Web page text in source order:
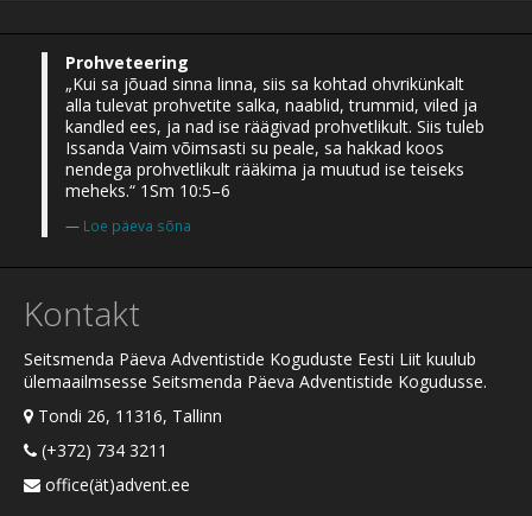
Prohveteering
„Kui sa jõuad sinna linna, siis sa kohtad ohvrikünkalt
alla tulevat prohvetite salka, naablid, trummid, viled ja
kandled ees, ja nad ise räägivad prohvetlikult. Siis tuleb
Issanda Vaim võimsasti su peale, sa hakkad koos
nendega prohvetlikult rääkima ja muutud ise teiseks
meheks.“ 1Sm 10:5–6
Loe päeva sõna
Kontakt
Seitsmenda Päeva Adventistide Koguduste Eesti Liit kuulub
ülemaailmsesse Seitsmenda Päeva Adventistide Kogudusse.
Tondi 26, 11316, Tallinn
(+372) 734 3211
office(ät)advent.ee